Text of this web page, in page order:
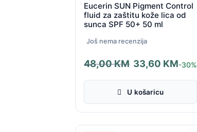
Eucerin SUN Pigment Control
fluid za zaštitu kože lica od
sunca SPF 50+ 50 ml
Još nema recenzija
48,00KM
Izvorna
cijena
48,00 KM.
33,60 KM
Trenutna
cijena
-30%
U košaricu